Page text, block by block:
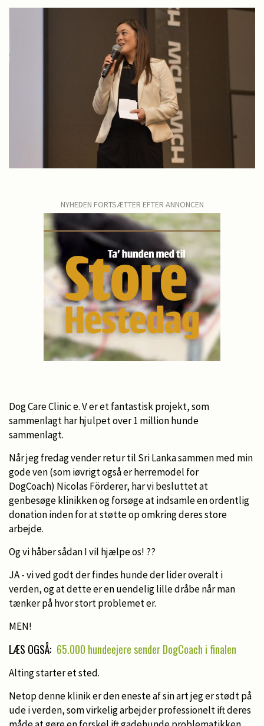
NYHEDEN FORTSÆTTER EFTER ANNONCEN
Dog Care Clinic e. V er et fantastisk projekt, som
sammenlagt har hjulpet over 1 million hunde
sammenlagt.
Når jeg fredag vender retur til Sri Lanka sammen med min
gode ven (som iøvrigt også er herremodel for
DogCoach) Nicolas Förderer, har vi besluttet at
genbesøge klinikken og forsøge at indsamle en ordentlig
donation inden for at støtte op omkring deres store
arbejde.
Og vi håber sådan I vil hjælpe os! ??
JA - vi ved godt der findes hunde der lider overalt i
verden, og at dette er en uendelig lille dråbe når man
tænker på hvor stort problemet er.
MEN!
LÆS OGSÅ: 65.000 hundeejere sender DogCoach i finalen
Alting starter et sted.
Netop denne klinik er den eneste af sin art jeg er stødt på
ude i verden, som virkelig arbejder professionelt ift deres